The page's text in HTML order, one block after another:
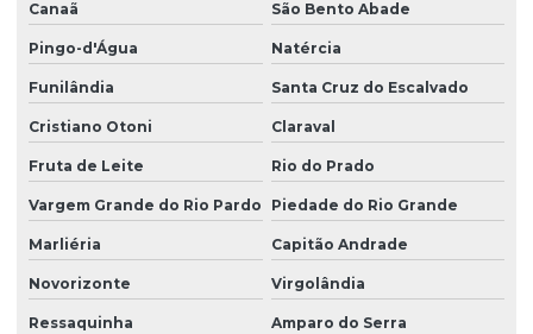
Canaã São Bento Abade
Pingo-d'Água Natércia
Funilândia Santa Cruz do Escalvado
Cristiano Otoni Claraval
Fruta de Leite Rio do Prado
Vargem Grande do Rio Pardo Piedade do Rio Grande
Marliéria Capitão Andrade
Novorizonte Virgolândia
Ressaquinha Amparo do Serra